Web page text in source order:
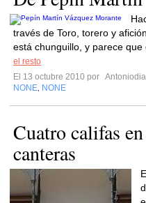
través de Toro, torero y
está chunguillo, y parece que
el resto
El 13 octubre 2010 por
NONE NONE
Cuatro califas
canteras